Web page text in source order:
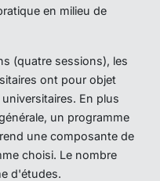
en milieu de
(quatre sessions), les
ont pour objet
En plus
un programme
une composante de
choisi. Le nombre
d'études.